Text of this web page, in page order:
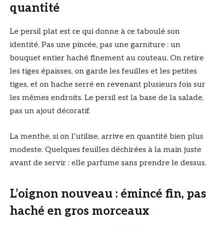
quantité
Le persil plat est ce qui donne à ce taboulé son
identité. Pas une pincée, pas une garniture : un
bouquet entier haché finement au couteau. On retire
les tiges épaisses, on garde les feuilles et les petites
tiges, et on hache serré en revenant plusieurs fois sur
les mêmes endroits. Le persil est la base de la salade,
pas un ajout décoratif.
La menthe, si on l’utilise, arrive en quantité bien plus
modeste. Quelques feuilles déchirées à la main juste
avant de servir : elle parfume sans prendre le dessus.
L’oignon nouveau : émincé fin, pas
haché en gros morceaux